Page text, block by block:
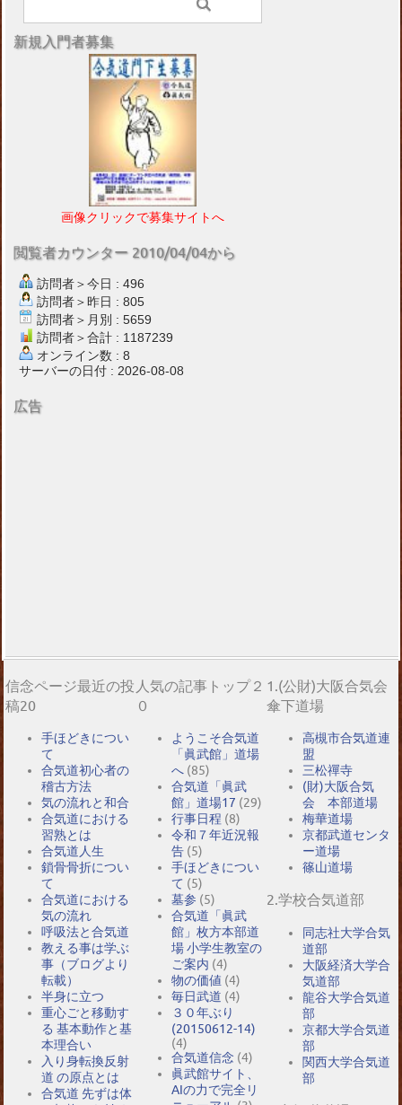
新規入門者募集
画像クリックで募集サイトへ
閲覧者カウンター 2010/04/04から
訪問者＞今日 : 496
訪問者＞昨日 : 805
訪問者＞月別 : 5659
訪問者＞合計 : 1187239
オンライン数 : 8
サーバーの日付 : 2026-08-08
広告
信念ページ最近の投
稿20
手ほどきについ
て
合気道初心者の
稽古方法
気の流れと和合
合気道における
習熟とは
合気道人生
鎖骨骨折につい
て
合気道における
気の流れ
呼吸法と合気道
教える事は学ぶ
事（ブログより
転載）
半身に立つ
重心ごと移動す
る 基本動作と基
本理合い
入り身転換反射
道 の原点とは
合気道 先ずは体
人気の記事トップ２
０
ようこそ合気道
「眞武館」道場
へ (85)
合気道「眞武
館」道場17 (29)
行事日程 (8)
令和７年近況報
告 (5)
手ほどきについ
て (5)
墓参 (5)
合気道「眞武
館」枚方本部道
場 小学生教室の
ご案内 (4)
物の価値 (4)
毎日武道 (4)
３０年ぶり
(20150612-14)
(4)
合気道信念 (4)
眞武館サイト、
AIの力で完全リ
1.(公財)大阪合気会
傘下道場
高槻市合気道連
盟
三松禪寺
(財)大阪合気
会 本部道場
梅華道場
京都武道センタ
ー道場
篠山道場
2.学校合気道部
同志社大学合気
道部
大阪経済大学合
気道部
龍谷大学合気道
部
京都大学合気道
部
関西大学合気道
部